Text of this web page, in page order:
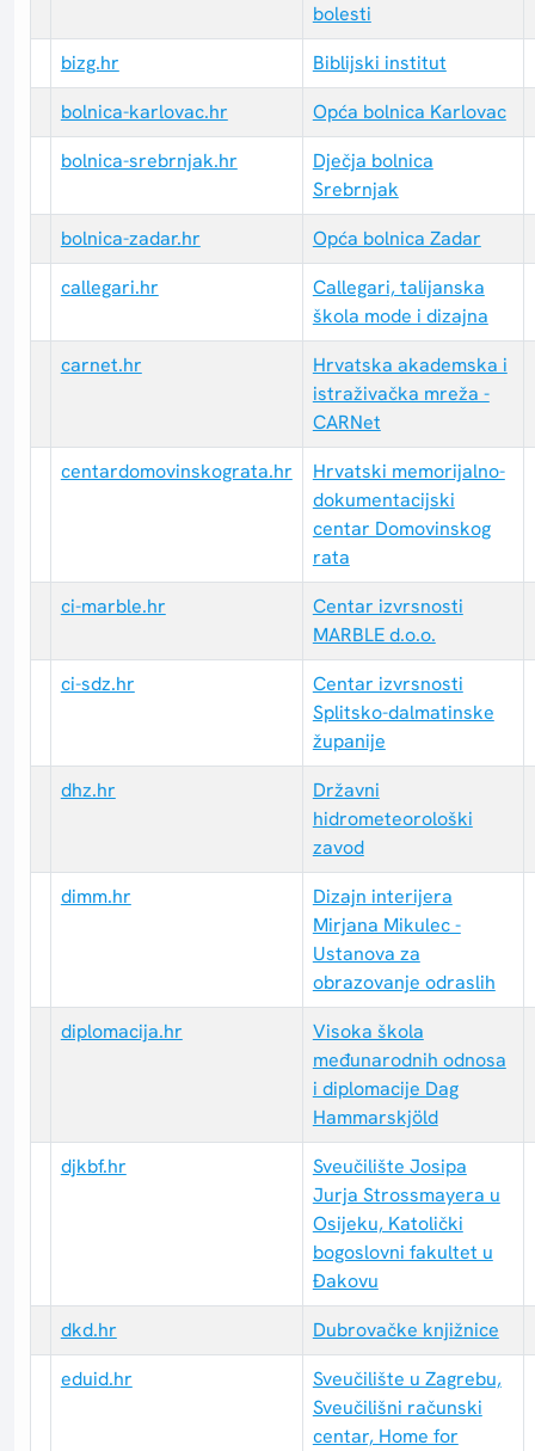
bolesti
bizg.hr
Biblijski institut
bolnica-karlovac.hr
Opća bolnica Karlovac
bolnica-srebrnjak.hr
Dječja bolnica
Srebrnjak
bolnica-zadar.hr
Opća bolnica Zadar
callegari.hr
Callegari, talijanska
škola mode i dizajna
carnet.hr
Hrvatska akademska i
istraživačka mreža -
CARNet
centardomovinskograta.hr
Hrvatski memorijalno-
dokumentacijski
centar Domovinskog
rata
ci-marble.hr
Centar izvrsnosti
MARBLE d.o.o.
ci-sdz.hr
Centar izvrsnosti
Splitsko-dalmatinske
županije
dhz.hr
Državni
hidrometeorološki
zavod
dimm.hr
Dizajn interijera
Mirjana Mikulec -
Ustanova za
obrazovanje odraslih
diplomacija.hr
Visoka škola
međunarodnih odnosa
i diplomacije Dag
Hammarskjöld
djkbf.hr
Sveučilište Josipa
Jurja Strossmayera u
Osijeku, Katolički
bogoslovni fakultet u
Đakovu
dkd.hr
Dubrovačke knjižnice
eduid.hr
Sveučilište u Zagrebu,
Sveučilišni računski
centar, Home for